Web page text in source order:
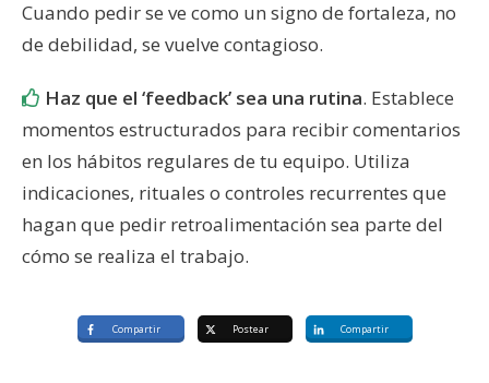
Cuando pedir se ve como un signo de fortaleza, no
de debilidad, se vuelve contagioso.
Haz que el ‘feedback’ sea una rutina. Establece
momentos estructurados para recibir comentarios
en los hábitos regulares de tu equipo. Utiliza
indicaciones, rituales o controles recurrentes que
hagan que pedir retroalimentación sea parte del
cómo se realiza el trabajo.
Compartir Postear Compartir